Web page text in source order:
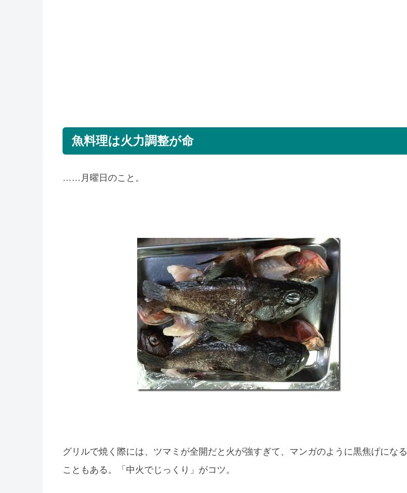
魚料理は火力調整が命
……月曜日のこと。
グリルで焼く際には、ツマミが全開だと火が強すぎて、マンガのように黒焦げになる
こともある。「中火でじっくり」がコツ。